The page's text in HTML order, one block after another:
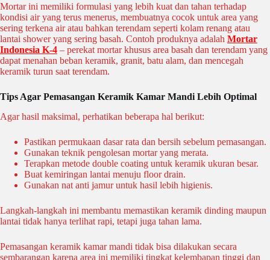
Mortar ini memiliki formulasi yang lebih kuat dan tahan terhadap
kondisi air yang terus menerus, membuatnya cocok untuk area yang
sering terkena air atau bahkan terendam seperti kolam renang atau
lantai shower yang sering basah. Contoh produknya adalah Mortar
Indonesia K-4 – perekat mortar khusus area basah dan terendam yang
dapat menahan beban keramik, granit, batu alam, dan mencegah
keramik turun saat terendam.
Tips Agar Pemasangan Keramik Kamar Mandi Lebih Optimal
Agar hasil maksimal, perhatikan beberapa hal berikut:
Pastikan permukaan dasar rata dan bersih sebelum pemasangan.
Gunakan teknik pengolesan mortar yang merata.
Terapkan metode double coating untuk keramik ukuran besar.
Buat kemiringan lantai menuju floor drain.
Gunakan nat anti jamur untuk hasil lebih higienis.
Langkah-langkah ini membantu memastikan keramik dinding maupun
lantai tidak hanya terlihat rapi, tetapi juga tahan lama.
Pemasangan keramik kamar mandi tidak bisa dilakukan secara
sembarangan karena area ini memiliki tingkat kelembapan tinggi dan